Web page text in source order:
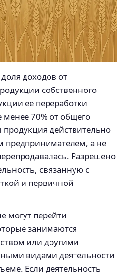
доходов от
собственного
ее переработки
менее 70% от общего
действительно
предпринимателем, а не
Разрешено
связанную с
и первичной
могут перейти
занимаются
или другими
видами деятельности
Если деятельность